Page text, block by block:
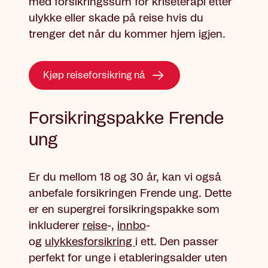
ulykke eller skade på reise hvis du
trenger det når du kommer hjem igjen.
Kjøp reiseforsikring nå
Forsikringspakke Frende
ung
Er du mellom 18 og 30 år, kan vi også
anbefale forsikringen Frende ung. Dette
er en supergrei forsikringspakke som
inkluderer reise-, innbo-
og ulykkesforsikring i ett. Den passer
perfekt for unge i etableringsalder uten